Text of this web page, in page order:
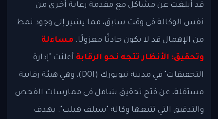
قد أبلغت عن مشاكل مع مقدمة رعاية أخرى من
نفس الوكالة في وقت سابق، مما يشير إلى وجود نمط
من الإهمال قد لا يكون حادثًا معزولًا. مساءلة
وتحقيق: الأنظار تتجه نحو الرقابة أعلنت "إدارة
التحقيقات" في مدينة نيويورك (DOI)، وهي هيئة رقابية
مستقلة، عن فتح تحقيق شامل في ممارسات الفحص
والتدقيق التي تتبعها وكالة "سيلف هيلب". يهدف